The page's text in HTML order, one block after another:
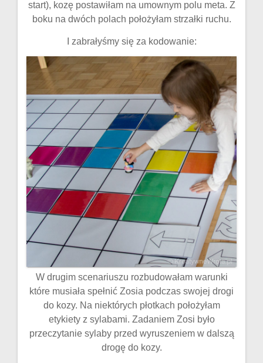
start), kozę postawiłam na umownym polu meta. Z
boku na dwóch polach położyłam strzałki ruchu.
I zabrałyśmy się za kodowanie:
W drugim scenariuszu rozbudowałam warunki
które musiała spełnić Zosia podczas swojej drogi
do kozy. Na niektórych płotkach położyłam
etykiety z sylabami. Zadaniem Zosi było
przeczytanie sylaby przed wyruszeniem w dalszą
drogę do kozy.